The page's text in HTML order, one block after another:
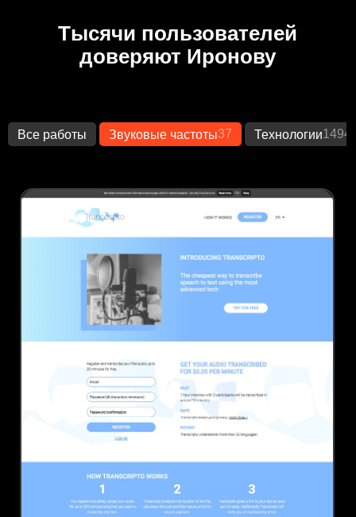
Тысячи пользователей
доверяют Иронову
Все работы Звуковые частоты37 Технологии1494